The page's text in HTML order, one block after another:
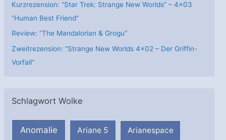
Kurzrezension: “Star Trek: Strange New Worlds” – 4×03
“Human Best Friend”
Review: “The Mandalorian & Grogu”
Zweitrezension: “Strange New Worlds 4×02 – Der Griffin-
Vorfall”
Schlagwort Wolke
Anomalie Ariane 5 Arianespace